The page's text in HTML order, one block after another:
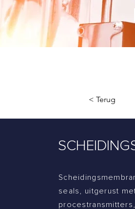
< Terug
seals, uitgerust